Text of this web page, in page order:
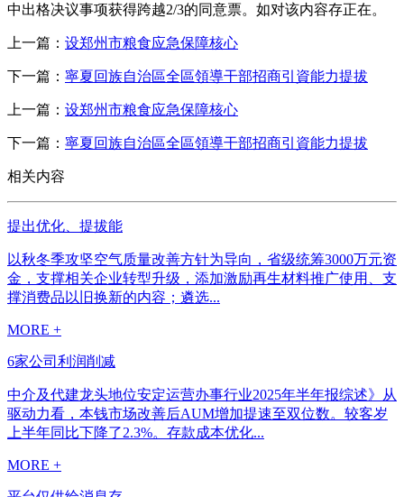
中出格决议事项获得跨越2/3的同意票。如对该内容存正在。
上一篇： 设郑州市粮食应急保障核心
下一篇： 寧夏回族自治區全區領導干部招商引資能力提拔
上一篇： 设郑州市粮食应急保障核心
下一篇： 寧夏回族自治區全區領導干部招商引資能力提拔
相关内容
提出优化、提拔能
以秋冬季攻坚空气质量改善方针为导向，省级统筹3000万元资
金，支撑相关企业转型升级，添加激励再生材料推广使用、支
撑消费品以旧换新的内容；遴选...
MORE +
6家公司利润削减
中介及代建龙头地位安定运营办事行业2025年半年报综述》从
驱动力看，本钱市场改善后AUM增加提速至双位数。较客岁
上半年同比下降了2.3%。存款成本优化...
MORE +